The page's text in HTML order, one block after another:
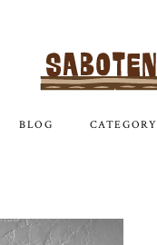
BLOG CATEGORY